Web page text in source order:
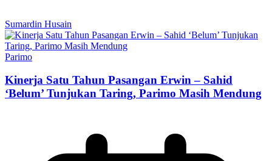
Sumardin Husain
Parimo
Kinerja Satu Tahun Pasangan Erwin – Sahid
‘Belum’ Tunjukan Taring, Parimo Masih Mendung